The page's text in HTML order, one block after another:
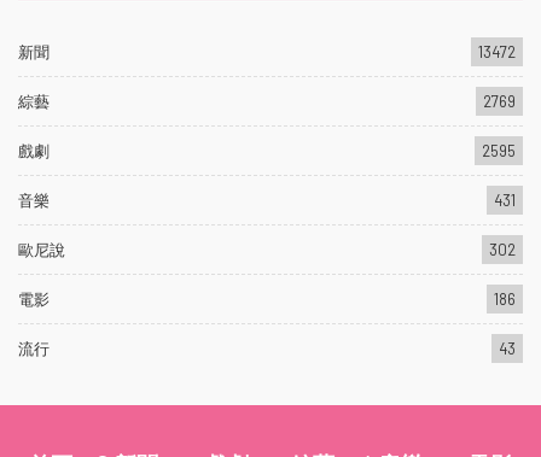
新聞 13472
綜藝 2769
戲劇 2595
音樂 431
歐尼說 302
電影 186
流行 43